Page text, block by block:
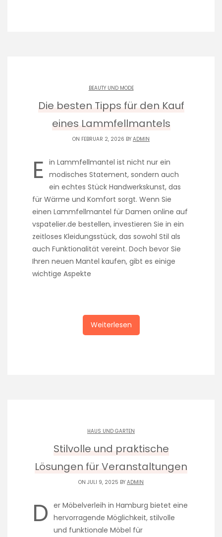
BEAUTY UND MODE
Die besten Tipps für den Kauf
eines Lammfellmantels
ON FEBRUAR 2, 2026 BY ADMIN
E in Lammfellmantel ist nicht nur ein
modisches Statement, sondern auch
ein echtes Stück Handwerkskunst, das
für Wärme und Komfort sorgt. Wenn Sie
einen Lammfellmantel für Damen online auf
vspatelier.de bestellen, investieren Sie in ein
zeitloses Kleidungsstück, das sowohl Stil als
auch Funktionalität vereint. Doch bevor Sie
Ihren neuen Mantel kaufen, gibt es einige
wichtige Aspekte
Weiterlesen
HAUS UND GARTEN
Stilvolle und praktische
Lösungen für Veranstaltungen
ON JULI 9, 2025 BY ADMIN
D er Möbelverleih in Hamburg bietet eine
hervorragende Möglichkeit, stilvolle
und funktionale Möbel für